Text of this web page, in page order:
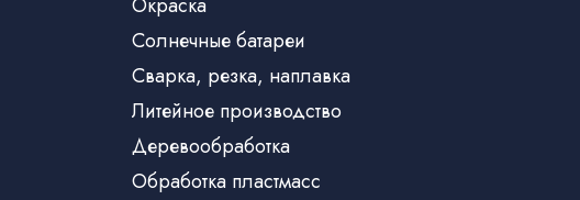
Солнечные батареи
Сварка, резка, наплавка
Литейное производство
Деревообработка
Обработка пластмасс